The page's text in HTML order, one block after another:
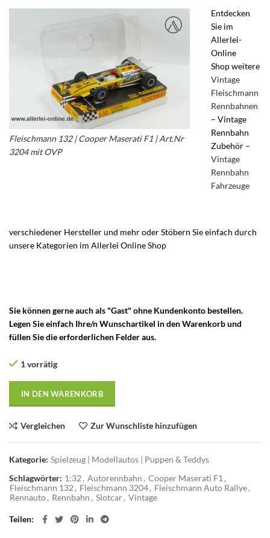
Fleischmann 132 | Cooper Maserati F1 | Art.Nr
3204 mit OVP
Entdecken
Sie im
Allerlei-
Online
Shop weitere
Vintage
Fleischmann
Rennbahnen
– Vintage
Rennbahn
Zubehör –
Vintage
Rennbahn
Fahrzeuge
verschiedener Hersteller und mehr oder Stöbern Sie einfach durch
unsere Kategorien im Allerlei Online Shop
Sie können gerne auch als "Gast" ohne Kundenkonto bestellen.
Legen Sie einfach Ihre/n Wunschartikel in den Warenkorb und
füllen Sie die erforderlichen Felder aus.
1 vorrätig
IN DEN WARENKORB
Vergleichen Zur Wunschliste hinzufügen
Kategorie: Spielzeug | Modellautos | Puppen & Teddys
Schlagwörter: 1:32 , Autorennbahn , Cooper Maserati F1 ,
Fleischmann 132 , Fleischmann 3204, Fleischmann Auto Rallye,
Rennauto, Rennbahn , Slotcar, Vintage
Teilen